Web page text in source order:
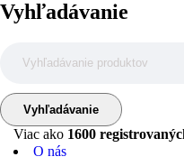
Vyhľadávanie
Viac ako 1600
O nás